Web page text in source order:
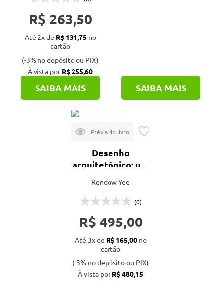
R$ 263,50
Até 2x de R$ 131,75 no
cartão
(-3% no depósito ou PIX)
À vista porR$ 255,60
SAIBA MAIS SAIBA MAIS
Desenho
arquitetônico: um
compêndio visual
de tipos e
métodos - 4ª ed.
Rendow Yee
(0)
R$ 495,00
Até 3x de R$ 165,00no
cartão
(-3% no depósito ou PIX)
À vista porR$ 480,15